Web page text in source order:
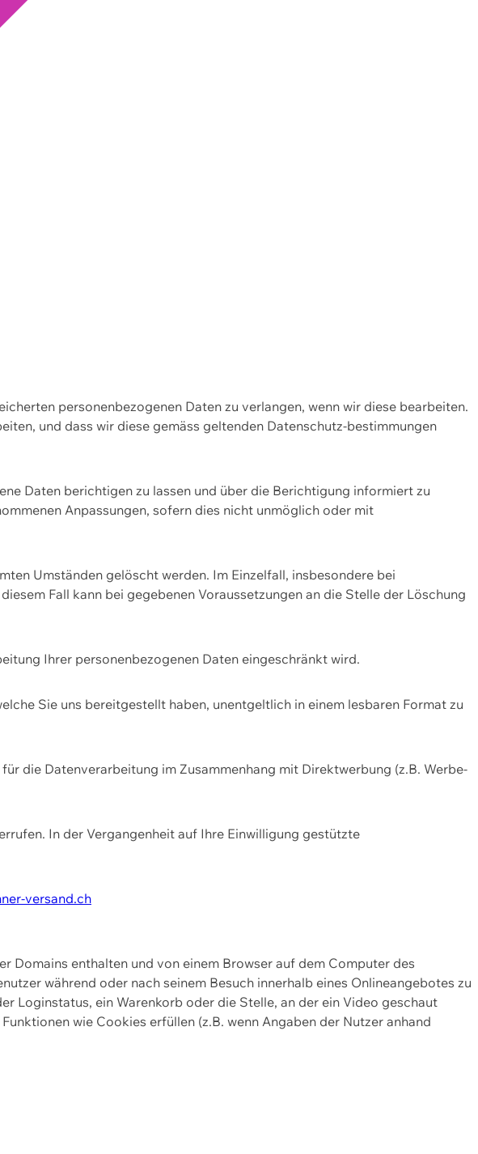
personenbezogenen Daten zu verlangen, wenn wir diese bearbeiten.
und dass wir diese gemäss geltenden Datenschutz-bestimmungen
Daten berichtigen zu lassen und über die Berichtigung informiert zu
Anpassungen, sofern dies nicht unmöglich oder mit
Umständen gelöscht werden. Im Einzelfall, insbesondere bei
Fall kann bei gegebenen Voraussetzungen an die Stelle der Löschung
Ihrer personenbezogenen Daten eingeschränkt wird.
Sie uns bereitgestellt haben, unentgeltlich in einem lesbaren Format zu
die Datenverarbeitung im Zusammenhang mit Direktwerbung (z.B. Werbe-
In der Vergangenheit auf Ihre Einwilligung gestützte
versand.ch
Domains enthalten und von einem Browser auf dem Computer des
während oder nach seinem Besuch innerhalb eines Onlineangebotes zu
Loginstatus, ein Warenkorb oder die Stelle, an der ein Video geschaut
wie Cookies erfüllen (z.B. wenn Angaben der Nutzer anhand